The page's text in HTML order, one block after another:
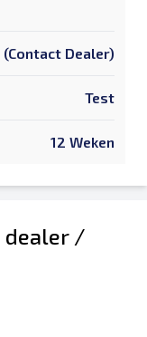
(Contact Dealer)
Test
12 Weken
dealer /